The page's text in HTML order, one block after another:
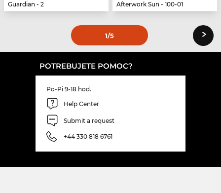
Guardian - 2
Afterwork Sun - 100-01
1/5 ›
POTREBUJETE POMOC?
Po-Pi 9-18 hod.
Help Center
Submit a request
+44 330 818 6761